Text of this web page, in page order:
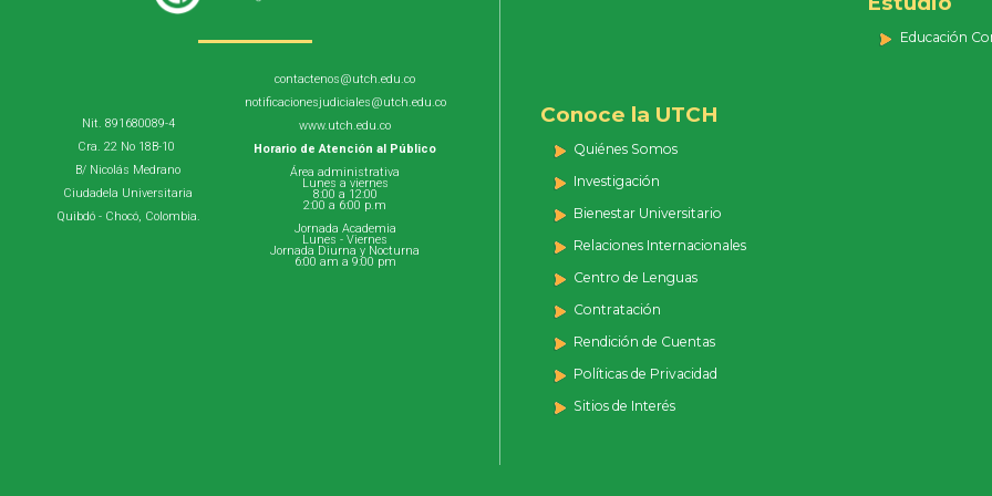
Nit. 891680089-4
Cra. 22 No 18B-10
B/ Nicolás Medrano
Ciudadela Universitaria
Quibdó - Chocó, Colombia.
contactenos@utch.edu.co
notificacionesjudiciales@utch.edu.co
www.utch.edu.co
Horario de Atención al Público
Área administrativa
Lunes a viernes
8:00 a 12:00
2:00 a 6:00 p.m
Jornada Academia
Lunes - Viernes
Jornada Diurna y Nocturna
6:00 am a 9:00 pm
Conoce la UTCH
Quiénes Somos
Investigación
Bienestar Universitario
Relaciones Internacionales
Centro de Lenguas
Contratación
Rendición de Cuentas
Políticas de Privacidad
Sitios de Interés
Educación